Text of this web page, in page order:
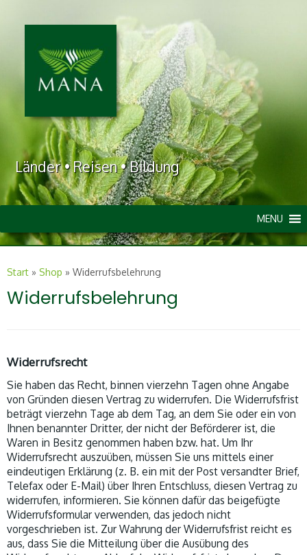
Länder • Reisen • Bildung
MENU
Start » Shop » Widerrufsbelehrung
Widerrufsbelehrung
Widerrufsrecht
Sie haben das Recht, binnen vierzehn Tagen ohne Angabe
von Gründen diesen Vertrag zu widerrufen. Die Widerrufsfrist
beträgt vierzehn Tage ab dem Tag, an dem Sie oder ein von
Ihnen benannter Dritter, der nicht der Beförderer ist, die
Waren in Besitz genommen haben bzw. hat. Um Ihr
Widerrufsrecht auszuüben, müssen Sie uns mittels einer
eindeutigen Erklärung (z. B. ein mit der Post versandter Brief,
Telefax oder E-Mail) über Ihren Entschluss, diesen Vertrag zu
widerrufen, informieren. Sie können dafür das beigefügte
Widerrufsformular verwenden, das jedoch nicht
vorgeschrieben ist. Zur Wahrung der Widerrufsfrist reicht es
aus, dass Sie die Mitteilung über die Ausübung des